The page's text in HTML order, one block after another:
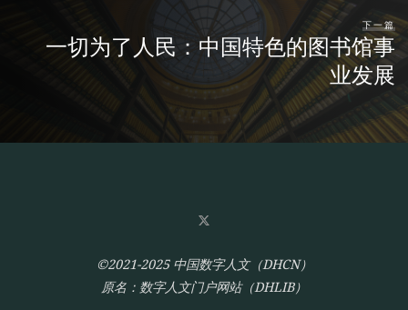
下一篇
一切为了人民：中国特色的图书馆事
业发展
©2021-2025 中国数字人文（DHCN）
原名：数字人文门户网站（DHLIB）